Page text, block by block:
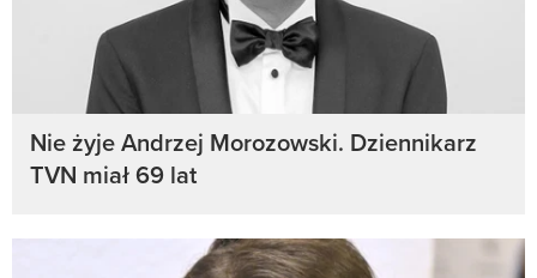
Nie żyje Andrzej Morozowski. Dziennikarz
TVN miał 69 lat